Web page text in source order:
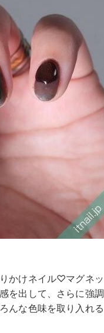
かけネイル♡マグネッ
を出して、さらに強調
んな色味を取り入れる